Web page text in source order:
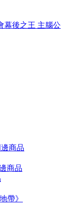
幕後之王 主腦公
商品
商品
帶》